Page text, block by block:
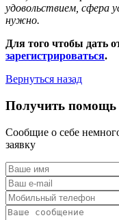
удовольствием, сфера
нужно.
Для того чтобы дать
зарегистрироваться.
Вернуться назад
Получить помощь
Сообщие о себе
заявку